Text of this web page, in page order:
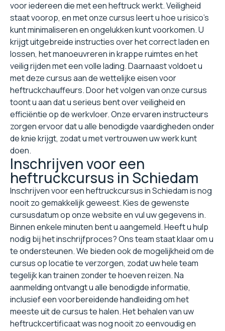
voor iedereen die met een heftruck werkt. Veiligheid
staat voorop, en met onze cursus leert u hoe u risico's
kunt minimaliseren en ongelukken kunt voorkomen. U
krijgt uitgebreide instructies over het correct laden en
lossen, het manoeuvreren in krappe ruimtes en het
veilig rijden met een volle lading. Daarnaast voldoet u
met deze cursus aan de wettelijke eisen voor
heftruckchauffeurs. Door het volgen van onze cursus
toont u aan dat u serieus bent over veiligheid en
efficiëntie op de werkvloer. Onze ervaren instructeurs
zorgen ervoor dat u alle benodigde vaardigheden onder
de knie krijgt, zodat u met vertrouwen uw werk kunt
doen.
Inschrijven voor een
heftruckcursus in Schiedam
Inschrijven voor een heftruckcursus in Schiedam is nog
nooit zo gemakkelijk geweest. Kies de gewenste
cursusdatum op onze website en vul uw gegevens in.
Binnen enkele minuten bent u aangemeld. Heeft u hulp
nodig bij het inschrijfproces? Ons team staat klaar om u
te ondersteunen. We bieden ook de mogelijkheid om de
cursus op locatie te verzorgen, zodat uw hele team
tegelijk kan trainen zonder te hoeven reizen. Na
aanmelding ontvangt u alle benodigde informatie,
inclusief een voorbereidende handleiding om het
meeste uit de cursus te halen. Het behalen van uw
heftruckcertificaat was nog nooit zo eenvoudig en